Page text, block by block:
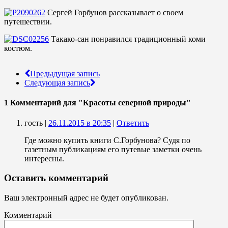
Сергей Горбунов рассказывает о своем
путешествии.
Такако-сан понравился традиционный коми
костюм.
Предыдущая запись
Следующая запись
1 Комментарий для "Красоты северной природы"
гость | 26.11.2015 в 20:35 | Ответить
Где можно купить книги С.Горбунова? Судя по
газетным публикациям его путевые заметки очень
интересны.
Оставить комментарий
Ваш электронный адрес не будет опубликован.
Комментарий